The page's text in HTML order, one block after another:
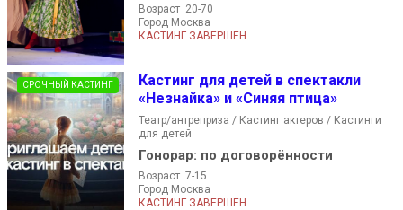
Возраст 20-70
Город Москва
КАСТИНГ ЗАВЕРШЕН
СРОЧНЫЙ КАСТИНГ
Кастинг для детей в спектакли
«Незнайка» и «Синяя птица»
Театр/антреприза / Кастинг актеров / Кастинги
для детей
Гонорар: по договорённости
Возраст 7-15
Город Москва
КАСТИНГ ЗАВЕРШЕН